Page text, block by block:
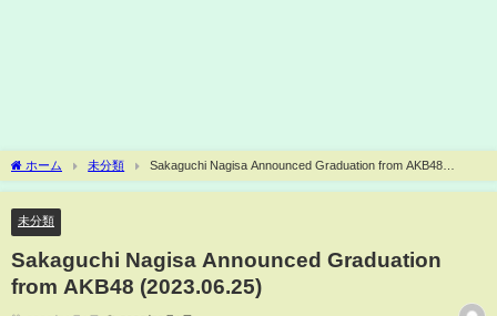
ホーム 未分類
Sakaguchi Nagisa Announced Graduation from AKB48
(2023.06.25)
未分類
Sakaguchi Nagisa Announced Graduation
from AKB48 (2023.06.25)